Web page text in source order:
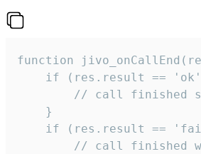
function
if (res.result ==
// call finished
    }
if (res.result ==
// call finished